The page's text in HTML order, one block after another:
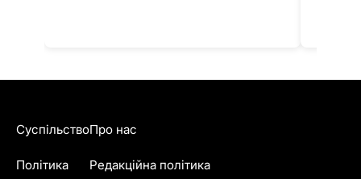
Суспільство
Політика
Про нас
Редакційна політика